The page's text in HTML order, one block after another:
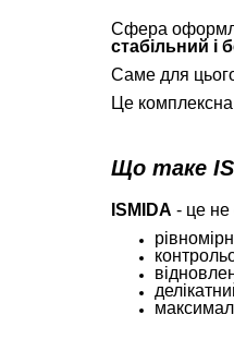
Сфера
стабільний і
Саме для
Це
Що таке
ISMIDA - це не